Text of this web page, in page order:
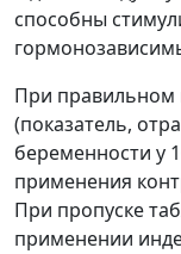
способны
При правильном
(показатель,
беременности у
применения
При пропуске
применении